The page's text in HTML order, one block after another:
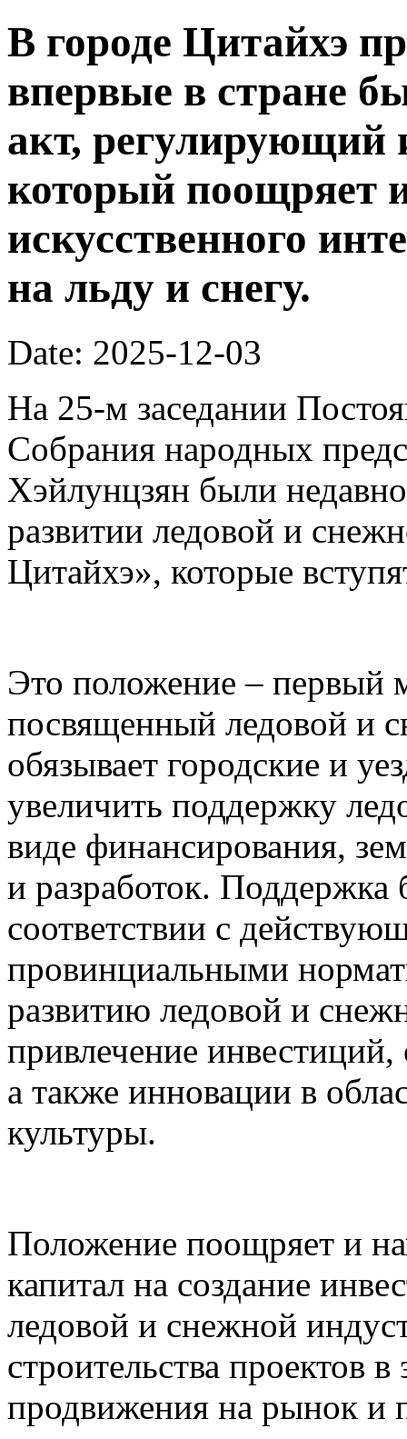
В городе Цитайхэ
впервые в стране
акт, регулирующий
который поощряет
искусственного
на льду и снегу.
Date: 2025-12-03
На 25-м заседании
Собрания народных
Хэйлунцзян были
развитии ледовой и
Цитайхэ», которые
Это положение – первый
посвященный ледовой и
обязывает городские и
увеличить поддержку
виде финансирования,
и разработок. Поддержка
соответствии с
провинциальными
развитию ледовой и
привлечение инвестиций,
а также инновации в
культуры.
Положение поощряет и
капитал на создание
ледовой и снежной
строительства проектов
продвижения на рынок и